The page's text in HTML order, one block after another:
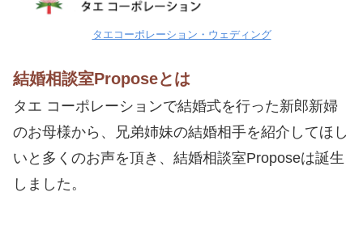
タエコーポレーション・ウェディング
結婚相談室Proposeとは
タエ コーポレーションで結婚式を行った新郎新婦
のお母様から、兄弟姉妹の結婚相手を紹介してほし
いと多くのお声を頂き、結婚相談室Proposeは誕生
しました。